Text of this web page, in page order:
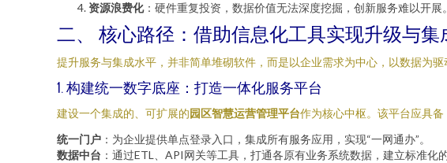
资源浪费化：硬件重复投资，数据价值无法深度挖掘，创新服务难以开展。
二、 核心路径：借助信息化工具实现升级与集
提升服务与集成水平，并非简单堆砌软件，而是以企业需求为中心，以数据为
1. 构建统一数字底座：打造一体化服务平台
建设一个集成的、可扩展的园区智慧运营管理平台作为核心中枢。该平台应具备
统一门户 ：为企业提供单点登录入口，集成所有服务应用，实现“一网通办”。
数据中台 ：通过ETL、API网关等工具，打通各原有业务系统数据，建立标准化